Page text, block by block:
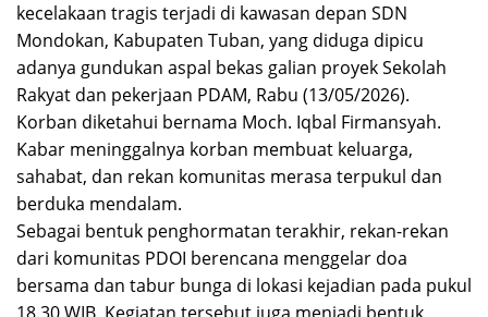
kecelakaan tragis terjadi di kawasan depan SDN
Mondokan, Kabupaten Tuban, yang diduga dipicu
adanya gundukan aspal bekas galian proyek Sekolah
Rakyat dan pekerjaan PDAM, Rabu (13/05/2026).
Korban diketahui bernama Moch. Iqbal Firmansyah.
Kabar meninggalnya korban membuat keluarga,
sahabat, dan rekan komunitas merasa terpukul dan
berduka mendalam.
Sebagai bentuk penghormatan terakhir, rekan-rekan
dari komunitas PDOI berencana menggelar doa
bersama dan tabur bunga di lokasi kejadian pada pukul